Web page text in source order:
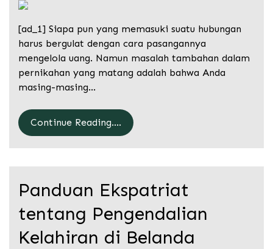
[ad_1] Siapa pun yang memasuki suatu hubungan
harus bergulat dengan cara pasangannya
mengelola uang. Namun masalah tambahan dalam
pernikahan yang matang adalah bahwa Anda
masing-masing…
Continue Reading....
Panduan Ekspatriat
tentang Pengendalian
Kelahiran di Belanda